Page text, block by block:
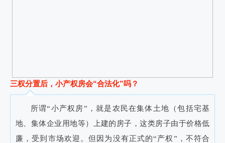
三权分置后，小产权房会“合法化”吗？
所谓“小产权房”，就是农民在集体土地（包括宅基
地、集体企业用地等）上建的房子，这类房子由于价格低
廉 ，受到市场欢迎。但因为没有正式的“产权”，不符合